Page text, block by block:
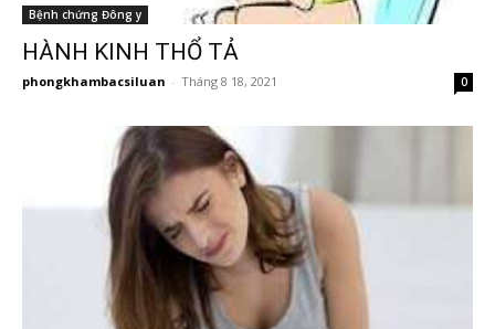
Bệnh chứng Đông y
HÀNH KINH THỔ TẢ
phongkhambacsiluan - Tháng 8 18, 2021 0